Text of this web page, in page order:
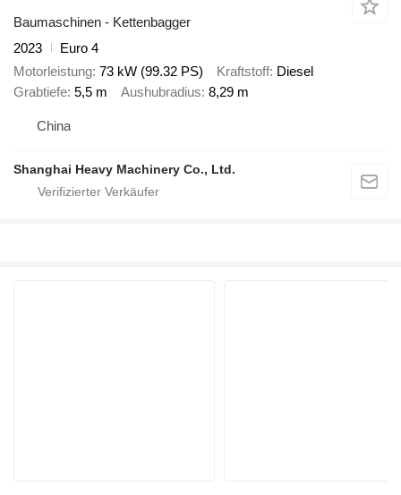
Baumaschinen - Kettenbagger
2023
Euro 4
Motorleistung 73 kW (99.32 PS) Kraftstoff Diesel
Grabtiefe 5,5 m Aushubradius 8,29 m
China
Shanghai Heavy Machinery Co., Ltd.